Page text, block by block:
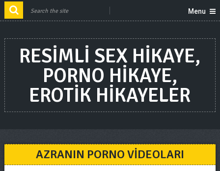
Menu
RESIMLI SEX HIKAYE,
PORNO HIKAYE,
EROTIK HIKAYELER
AZRANIN PORNO VIDEOLARI